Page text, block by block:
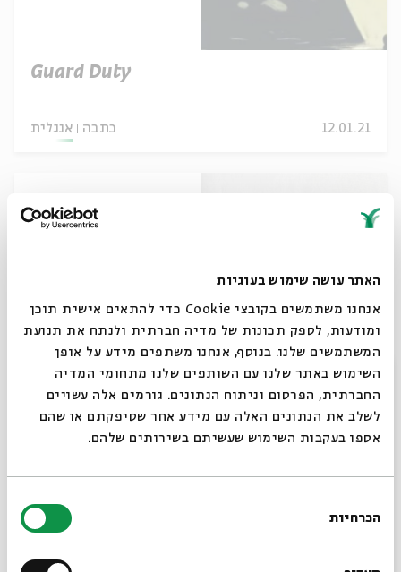
האתר עושה שימוש בעוגיות
אנחנו משתמשים בקובצי Cookie כדי להתאים אישית תוכן
ומודעות, לספק תכונות של מדיה חברתית ולנתח את תנועת
המשתמשים שלנו. בנוסף, אנחנו משתפים מידע על אופן
השימוש באתר שלנו עם השותפים שלנו מתחומי המדיה
החברתית, הפרסום וניתוח הנתונים. גורמים אלה עשויים
לשלב את הנתונים האלה עם מידע אחר שסיפקתם או שהם
אספו בעקבות השימוש שעשיתם בשירותים שלהם.
הסכמה
הכרחיות
Guard Duty
אנגלית כתבה 12.01.21
A Distant Wave
כתבה
סגור